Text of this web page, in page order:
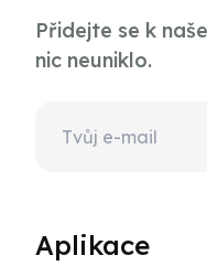
Přidejte se k
nic neuniklo.
Aplikace